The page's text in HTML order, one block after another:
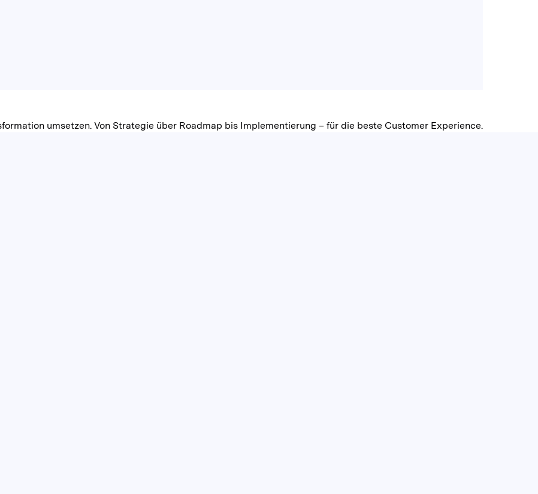
umsetzen. Von Strategie über Roadmap bis Implementierung – für die beste Customer Experience.